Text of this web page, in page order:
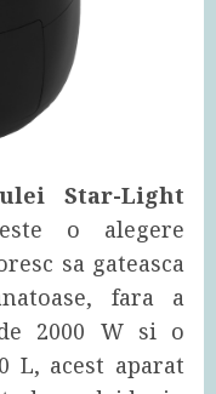
Star-Light
o alegere
sa gateasca
fara a
2000 W si o
L, acest aparat